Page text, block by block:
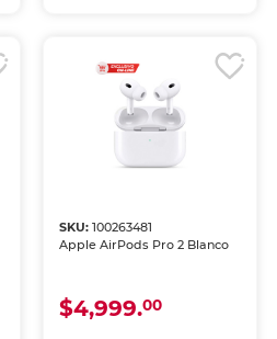
SKU: 100263481
Apple AirPods Pro 2 Blanco
$4,999.00